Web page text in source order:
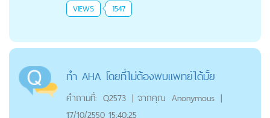
VIEWS 1547
ทำ AHA โดยที่ไม่ต้องพบแพทย์ได้มั้ย
คำถามที่: Q2573 | จากคุณ Anonymous |
17/10/2550 15:40:25